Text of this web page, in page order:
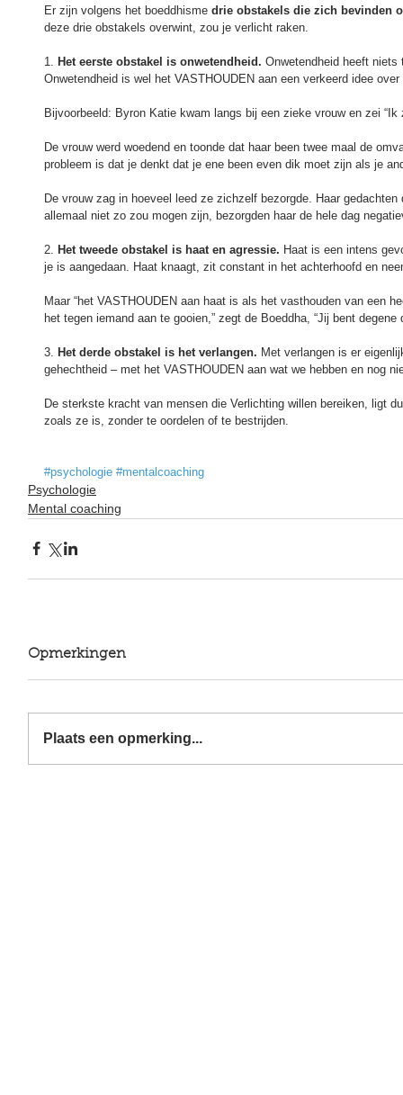
Er zijn volgens het boeddhisme drie obstakels die zich bevinden
deze drie obstakels overwint, zou je verlicht raken.
1. Het eerste obstakel is onwetendheid. Onwetendheid heeft
Onwetendheid is wel het VASTHOUDEN aan een verkeerd idee
Bijvoorbeeld: Byron Katie kwam langs bij een zieke vrouw en zei “Ik
De vrouw werd woedend en toonde dat haar been twee maal de
probleem is dat je denkt dat je ene been even dik moet zijn als je
De vrouw zag in hoeveel leed ze zichzelf bezorgde. Haar
allemaal niet zo zou mogen zijn, bezorgden haar de hele dag
2. Het tweede obstakel is haat en agressie. Haat is een intens
je is aangedaan. Haat knaagt, zit constant in het achterhoofd en
Maar “het VASTHOUDEN aan haat is als het vasthouden van een
het tegen iemand aan te gooien,” zegt de Boeddha, “Jij bent degene
3. Het derde obstakel is het verlangen. Met verlangen is er
gehechtheid – met het VASTHOUDEN aan wat we hebben en nog
De sterkste kracht van mensen die Verlichting willen bereiken, ligt
zoals ze is, zonder te oordelen of te bestrijden.
#psychologie #mentalcoaching
Psychologie
Mental coaching
Opmerkingen
Plaats een opmerking...